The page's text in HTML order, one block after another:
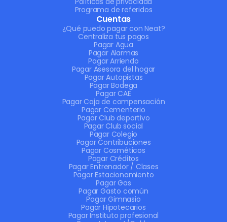
Programa de referidos
Cuentas
¿Qué puedo pagar con Neat?
Centraliza tus pagos
Pagar Agua
Pagar Alarmas
Pagar Arriendo
Pagar Asesora del hogar
Pagar Autopistas
Pagar Bodega
Pagar CAE
Pagar Caja de compensación
Pagar Cementerio
Pagar Club deportivo
Pagar Club social
Pagar Colegio
Pagar Contribuciones
Pagar Cosméticos
Pagar Créditos
Pagar Entrenador / Clases
Pagar Estacionamiento
Pagar Gas
Pagar Gasto común
Pagar Gimnasio
Pagar Hipotecarios
Pagar Instituto profesional